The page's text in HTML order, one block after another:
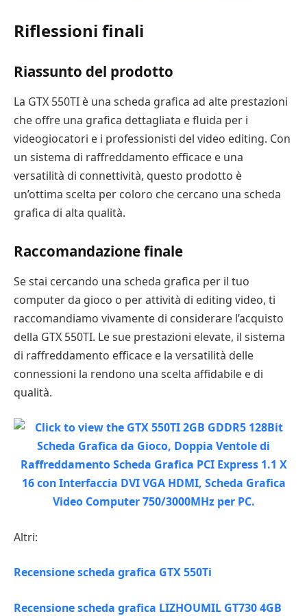
Riflessioni finali
Riassunto del prodotto
La GTX 550TI è una scheda grafica ad alte prestazioni
che offre una grafica dettagliata e fluida per i
videogiocatori e i professionisti del video editing. Con
un sistema di raffreddamento efficace e una
versatilità di connettività, questo prodotto è
un’ottima scelta per coloro che cercano una scheda
grafica di alta qualità.
Raccomandazione finale
Se stai cercando una scheda grafica per il tuo
computer da gioco o per attività di editing video, ti
raccomandiamo vivamente di considerare l’acquisto
della GTX 550TI. Le sue prestazioni elevate, il sistema
di raffreddamento efficace e la versatilità delle
connessioni la rendono una scelta affidabile e di
qualità.
Altri:
Recensione scheda grafica GTX 550Ti
Recensione scheda grafica LIZHOUMIL GT730 4GB